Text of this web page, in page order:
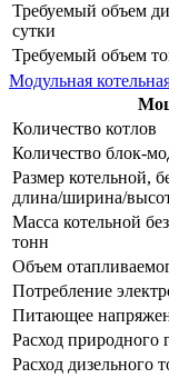
Требуемый объем
сутки
Требуемый объем
Модульная
Количество котлов
Количество блок-
Размер котельной,
длина/ширина/
Масса котельной
тонн
Объем
Потребление
Питающее
Расход природного
Расход дизельного